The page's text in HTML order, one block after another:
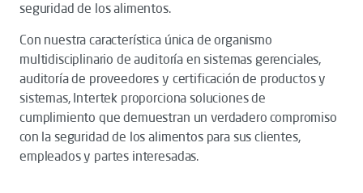
seguridad de los alimentos.
Con nuestra característica única de organismo
multidisciplinario de auditoría en sistemas gerenciales,
auditoría de proveedores y certificación de productos y
sistemas, Intertek proporciona soluciones de
cumplimiento que demuestran un verdadero compromiso
con la seguridad de los alimentos para sus clientes,
empleados y partes interesadas.